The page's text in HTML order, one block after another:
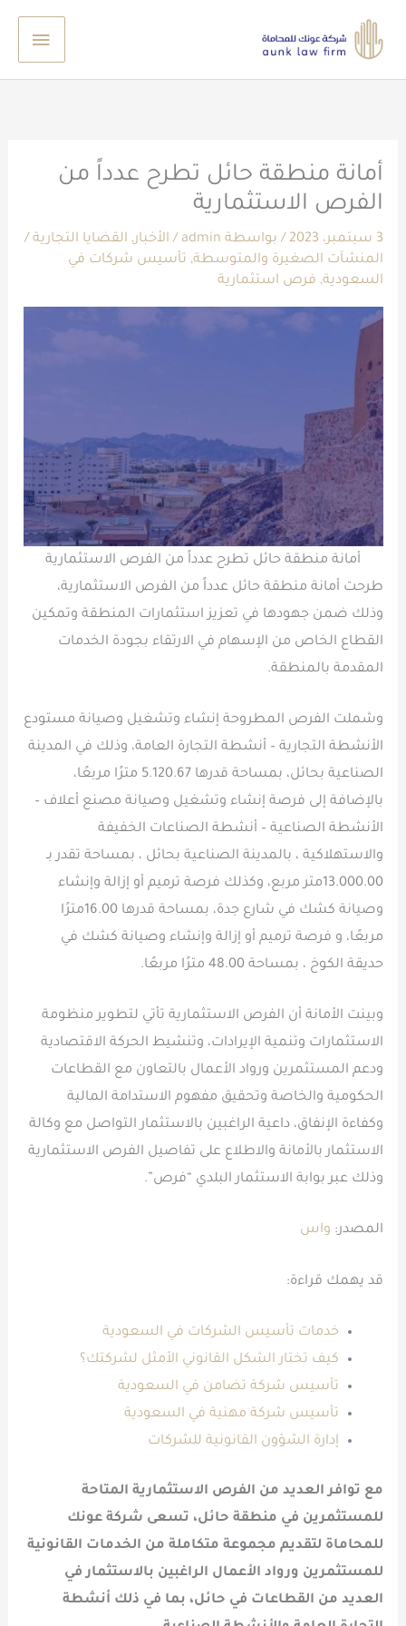
أمانة منطقة حائل تطرح عدداً من
الفرص الاستثمارية
3 سبتمبر، 2023 / بواسطة admin
/ الأخبار, القضايا التجارية /
المنشآت الصغيرة والمتوسطة, تأسيس شركات في
السعودية, فرص استثمارية
أمانة منطقة حائل تطرح عدداً من الفرص الاستثمارية
طرحت أمانة منطقة حائل عدداً من الفرص الاستثمارية،
وذلك ضمن جهودها في تعزيز استثمارات المنطقة وتمكين
القطاع الخاص من الإسهام في الارتقاء بجودة الخدمات
المقدمة بالمنطقة.
وشملت الفرص المطروحة إنشاء وتشغيل وصيانة مستودع
الأنشطة التجارية – أنشطة التجارة العامة، وذلك في المدينة
الصناعية بحائل، بمساحة قدرها 5.120.67 مترًا مربعًا،
بالإضافة إلى ‏فرصة إنشاء وتشغيل وصيانة مصنع أعلاف –
الأنشطة الصناعية – أنشطة الصناعات الخفيفة
والاستهلاكية ، بالمدينة الصناعية بحائل ، بمساحة تقدر بـ
13.000.00متر مربع، وكذلك فرصة ترميم أو إزالة وإنشاء
وصيانة كشك في شارع جدة، بمساحة قدرها 16.00مترًا
مربعًا، و فرصة ترميم أو إزالة وإنشاء وصيانة كشك في
حديقة الكوخ ، بمساحة 48.00 مترًا مربعًا.
وبينت الأمانة أن الفرص الاستثمارية تأتي لتطوير منظومة
الاستثمارات وتنمية الإيرادات، وتنشيط الحركة الاقتصادية
ودعم المستثمرين ورواد الأعمال بالتعاون مع القطاعات
الحكومية والخاصة وتحقيق مفهوم الاستدامة المالية
وكفاءة الإنفاق، داعية الراغبين بالاستثمار التواصل مع وكالة
الاستثمار بالأمانة والاطلاع على تفاصيل الفرص الاستثمارية
وذلك عبر بوابة الاستثمار البلدي “فرص”.
المصدر: واس
قد يهمك قراءة:
خدمات تأسيس الشركات في السعودية
كيف تختار الشكل القانوني الأمثل لشركتك؟
تأسيس شركة تضامن في السعودية
تأسيس شركة مهنية في السعودية
إدارة الشؤون القانونية للشركات
مع توافر العديد من الفرص الاستثمارية المتاحة
للمستثمرين في منطقة حائل، تسعى شركة عونك
للمحاماة لتقديم مجموعة متكاملة من الخدمات القانونية
للمستثمرين ورواد الأعمال الراغبين بالاستثمار في
العديد من القطاعات في حائل، بما في ذلك أنشطة